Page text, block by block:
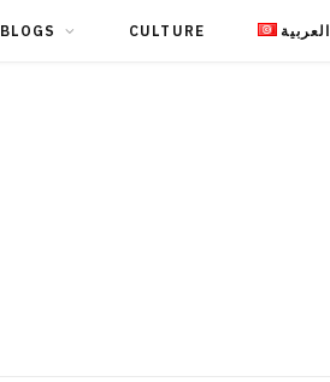
BLOGS CULTURE العربية